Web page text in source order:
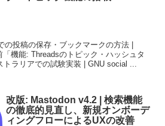
投稿の保存・ブックマークの方法 |
機能: Threadsのトピック・ハッシュタ
トラリアでの試験実装 | GNU social ...
改版: Mastodon v4.2 | 検索機能
の徹底的見直し、新規オンボーデ
ィングフローによるUXの改善